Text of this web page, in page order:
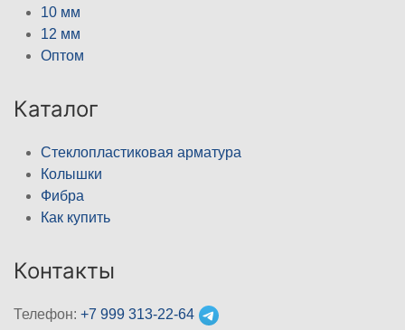
10 мм
12 мм
Оптом
Каталог
Стеклопластиковая арматура
Колышки
Фибра
Как купить
Контакты
Телефон: +7 999 313-22-64